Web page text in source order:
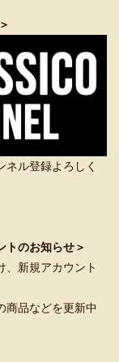
ネル登録よろしく
トのお知らせ＞
、新規アカウント
商品などを更新中